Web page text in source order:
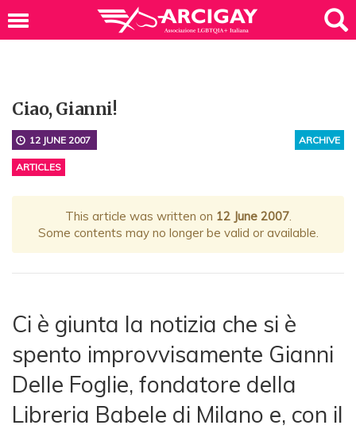
Ciao, Gianni!
ARCHIVE
12 JUNE 2007
ARTICLES
This article was written on 12 June 2007.
Some contents may no longer be valid or available.
Ci è giunta la notizia che si è
spento improvvisamente Gianni
Delle Foglie, fondatore della
Libreria Babele di Milano e, con il